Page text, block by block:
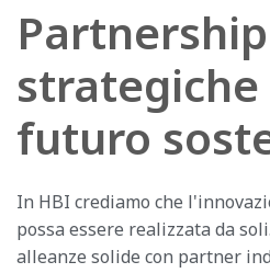
Partnership
futuro
In HBI crediamo che
possa essere realizzata da
alleanze solide con partner